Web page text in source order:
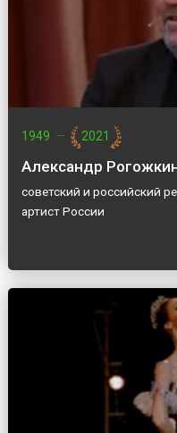
1949 — 2021
Александр
советский и российский
артист России